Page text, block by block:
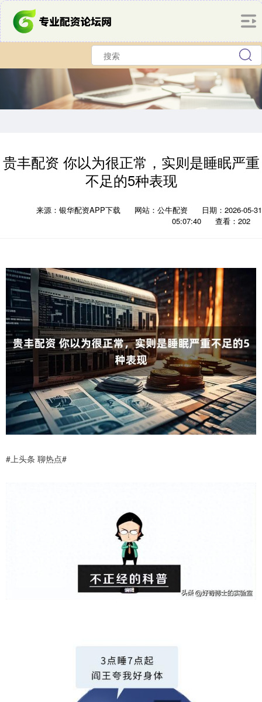
贵丰配资 你以为很正常，实则是睡眠严重
不足的5种表现
来源：银华配资APP下载 网站：公牛配资
日期：2026-05-31
05:07:40
查看：202
#上头条 聊热点#